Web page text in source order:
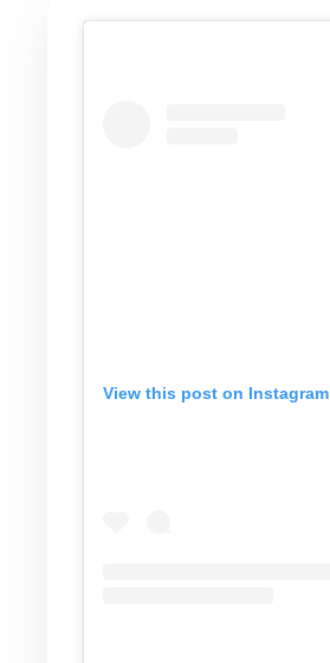
View this post on Instagram